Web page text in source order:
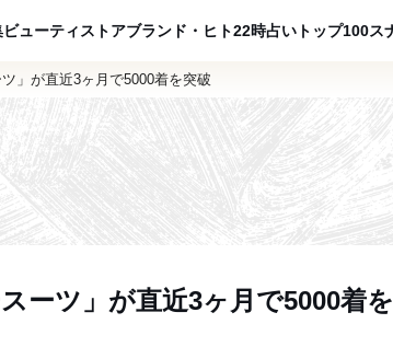
ビューティ ストアブランド・ヒト22時占い トップ100ス
」が直近3ヶ月で5000着を突破
ーツ」が直近3ヶ月で5000着